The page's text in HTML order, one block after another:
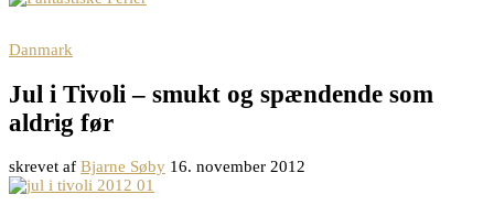
Danmark
Jul i Tivoli – smukt og spændende som
aldrig før
skrevet af Bjarne Søby 16. november 2012